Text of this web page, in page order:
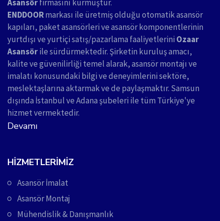
Asansörfirmasını kurmuştur.
ENDDOORmarkası ile üretmiş olduğu otomatik asansör
kapıları, paket asansörleri ve asansör komponentlerinin
yurtdışı ve yurtiçi satış/pazarlama faaliyetlerini Ozaar
Asansörile sürdürmektedir. Şirketin kuruluş amacı,
kalite ve güvenilirliği temel alarak, asansör montajı ve
imalatı konusundaki bilgi ve deneyimlerini sektöre,
meslektaşlarına aktarmak ve de paylaşmaktır. Samsun
dışında İstanbul ve Adana şubeleri ile tüm Türkiye'ye
hizmet vermektedir.
Devamı
HIZMETLERIMIZ
Asansör İmalat
Asansör Montaj
Mühendislik & Danışmanlık